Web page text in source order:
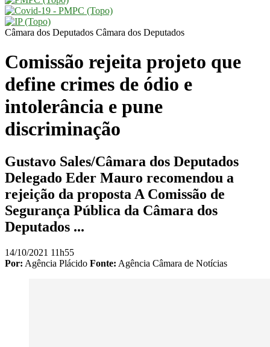
Câmara dos Deputados Câmara dos Deputados
Comissão rejeita projeto que
define crimes de ódio e
intolerância e pune
discriminação
Gustavo Sales/Câmara dos Deputados
Delegado Eder Mauro recomendou a
rejeição da proposta A Comissão de
Segurança Pública da Câmara dos
Deputados ...
14/10/2021 11h55
Por: Agência Plácido Fonte: Agência Câmara de Notícias